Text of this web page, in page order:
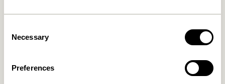
Selection
Necessary
Preferences
39,00kr. 649,00kr.